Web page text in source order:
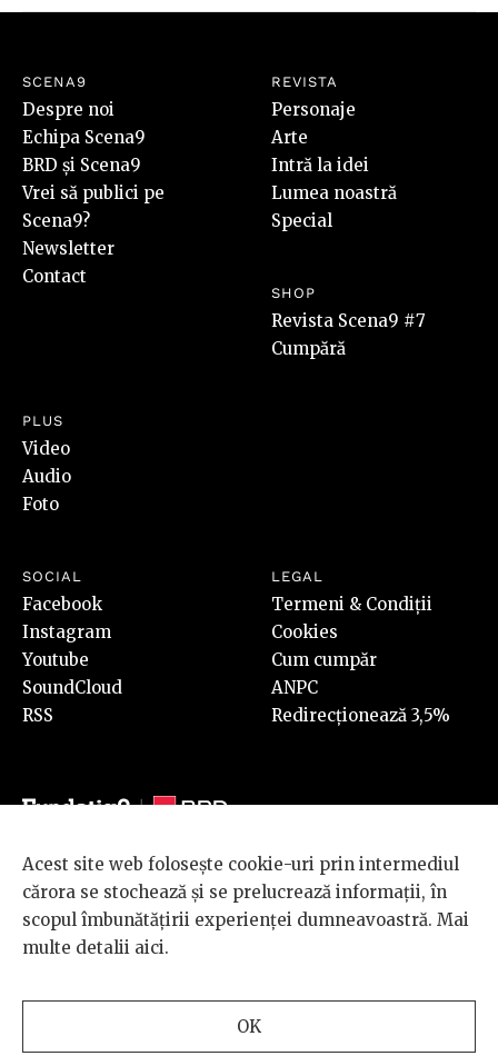
SCENA9
Despre noi
Echipa Scena9
BRD și Scena9
Vrei să publici pe
Scena9?
Newsletter
Contact
REVISTA
Personaje
Arte
Intră la idei
Lumea noastră
Special
SHOP
Revista Scena9 #7
Cumpără
PLUS
Video
Audio
Foto
SOCIAL
Facebook
Instagram
Youtube
SoundCloud
RSS
LEGAL
Termeni & Condiții
Cookies
Cum cumpăr
ANPC
Redirecționează 3,5%
© 2026 BRD Groupe Société Générale, toate drepturile rezervate.
Scena 9 este un proiect sustinut de
BRD GROUPE SOCIÉTÉ
GÉNÉRALE
Acest site web folosește cookie-uri prin intermediul
cărora se stochează și se prelucrează informații, în
scopul îmbunătățirii experienței dumneavoastră. Mai
multe detalii aici.
OK